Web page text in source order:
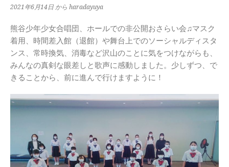
2021年6月14日 から haradayuya
熊谷少年少女合唱団、ホールでの非公開おさらい会♫マスク
着用、時間差入館（退館）や舞台上でのソーシャルディスタ
ンス、常時換気、消毒など沢山のことに気をつけながらも、
みんなの真剣な眼差しと歌声に感動しました。少しずつ、で
きることから、前に進んで行けますように！